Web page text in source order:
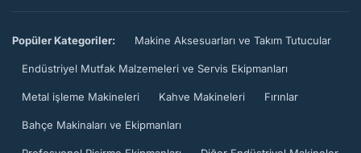
Popüler Kategoriler: Makine Aksesuarları ve Takım Tutucular
Endüstriyel Mutfak Malzemeleri ve Servis Ekipmanları
Metal işleme Makineleri Kahve Makineleri Fırınlar
Bahçe Makinaları ve Ekipmanları